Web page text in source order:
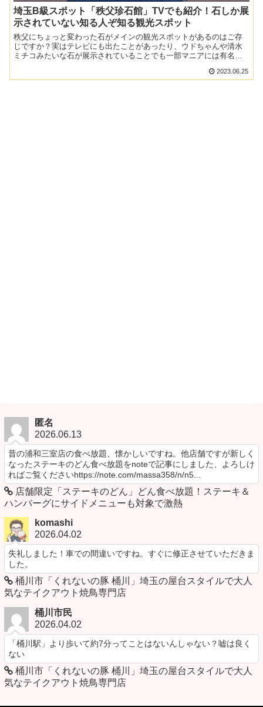
埼玉B級スポット「秩父珍石館」TVでも紹介！石しか展
示されていない知る人ぞ知る観光スポット
秩父にちょっと変わった石がメインの観光スポットがあるのはご存
じですか？実はテレビにも出たことがあったり、ウドちゃんや清水
ミチコみたいな石が展示されていることでも一部マニアには有名な
2023.06.25
匿名
2026.06.13
昔の浦和三室店の食べ放題、懐かしいですね。他店舗ですが新しく
なったステーキのどん食べ放題をnoteで記事にしました、よろしけ
ればご覧くださいhttps://note.com/massa358/n/n5...
店舗限定「ステーキのどん」どん食べ放題！ステーキ＆
ハンバーグにサイドメニューも対象で激熱
komashi
2026.04.02
失礼しました！車での間違いですね。すぐに修正させていただきま
した。
桶川市「くれないの豚 桶川」埼玉の屋台スタイルで大人
気なテイクアウト焼鳥専門店
桶川市民
2026.04.02
「桶川駅」より歩いて約7分ってことはないんしゃない？嘘は良く
ない
桶川市「くれないの豚 桶川」埼玉の屋台スタイルで大人
気なテイクアウト焼鳥専門店